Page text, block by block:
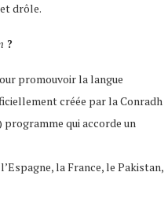
et drôle.
?
promouvoir la langue
créée par la Conradh
programme qui accorde un
la France, le Pakistan,